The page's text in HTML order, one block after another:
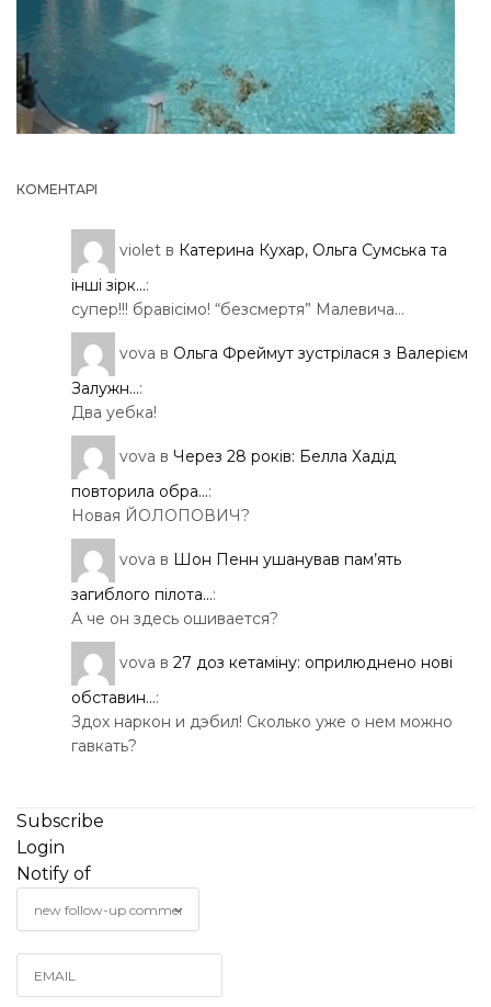
КОМЕНТАРІ
violet в Катерина Кухар, Ольга Сумська та
інші зірк...:
супер!!! бравісімо! “безсмертя” Малевича…
vova в Ольга Фреймут зустрілася з Валерієм
Залужн...:
Два уебка!
vova в Через 28 років: Белла Хадід
повторила обра...:
Новая ЙОЛОПОВИЧ?
vova в Шон Пенн ушанував пам’ять
загиблого пілота...:
А че он здесь ошивается?
vova в 27 доз кетаміну: оприлюднено нові
обставин...:
Здох наркон и дэбил! Сколько уже о нем можно
гавкать?
Subscribe
Login
Notify of